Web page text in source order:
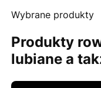
Wybrane produkty
Produkty
lubiane a